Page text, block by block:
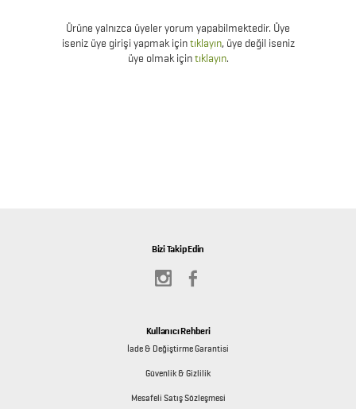
Ürüne yalnızca üyeler yorum yapabilmektedir. Üye
iseniz üye girişi yapmak içintıklayın, üye değil iseniz
üye olmak içintıklayın.
Bizi Takip Edin
Kullanıcı Rehberi
İade & Değiştirme Garantisi
Güvenlik & Gizlilik
Mesafeli Satış Sözleşmesi